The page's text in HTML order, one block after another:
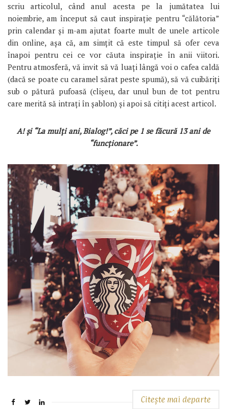
scriu articolul, când anul acesta pe la jumătatea lui
noiembrie, am început să caut inspirație pentru “călătoria”
prin calendar și m-am ajutat foarte mult de unele articole
din online, așa că, am simțit că este timpul să ofer ceva
înapoi pentru cei ce vor căuta inspirație în anii viitori.
Pentru atmosferă, vă invit să vă luați lângă voi o cafea caldă
(dacă se poate cu caramel sărat peste spumă), să vă cuibăriți
sub o pătură pufoasă (clișeu, dar unul bun de tot pentru
care merită să intrați în șablon) și apoi să citiți acest articol.
A! și “La mulți ani, Bialog!”, căci pe 1 se făcură 13 ani de
“funcționare”.
Citește mai departe